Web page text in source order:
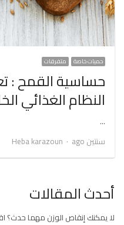
حميات خاصة متفرقات
حساسية القمح :
النظام الغذائي
…
سنتين ago
Author
Heba karazoun
أحدث المقالات
لا يمكنك إنقاص الوزن مهما حدث؟